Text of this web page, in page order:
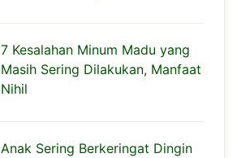
7 Kesalahan Minum Madu yang
Masih Sering Dilakukan, Manfaat
Nihil
Anak Sering Berkeringat Dingin